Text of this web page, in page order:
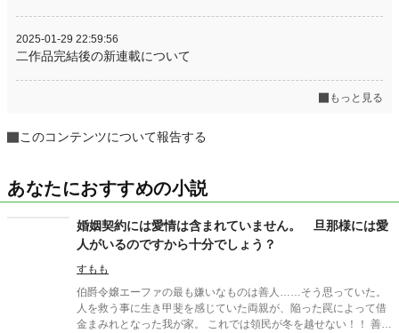
2025-01-29 22:59:56
二作品完結後の新連載について
もっと見る
このコンテンツについて報告する
あなたにおすすめの小説
婚姻契約には愛情は含まれていません。 旦那様には愛
人がいるのですから十分でしょう？
すもも
伯爵令嬢エーファの最も嫌いなものは善人……そう思っていた。
人を救う事に生き甲斐を感じていた両親が、陥った罠によって借
金まみれとなった我が家。 これでは領民が冬を越せない！！ 善良